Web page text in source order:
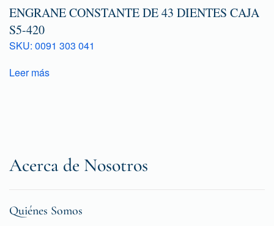
ENGRANE CONSTANTE DE 43 DIENTES CAJA
S5-420
SKU: 0091 303 041
Leer más
Acerca de Nosotros
Quiénes Somos